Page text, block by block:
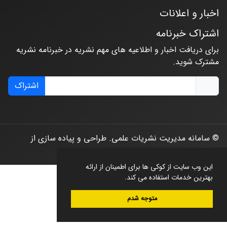
این وب سایت از کوکی ها برای اطمینان از ارائه
بهترین خدمات استفاده می کند.
متوجه شدم
اخبار و اعلانات
اشتراک خبرنامه
برای دریافت اخبار و اطلاعیه های مهم نشریه در خبرنامه نشریه
مشترک شوید.
اشتراک
© سامانه مدیریت نشریات علمی. طراحی و پیاده سازی از
سیناوب